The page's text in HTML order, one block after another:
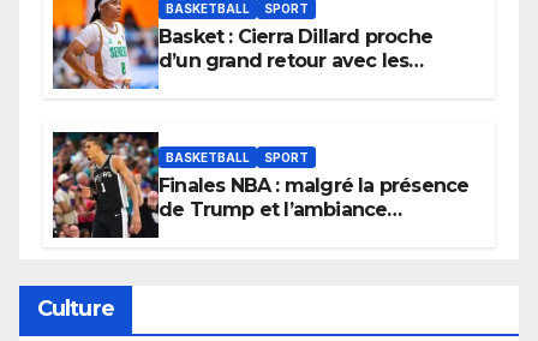
BASKETBALL SPORT
Basket : Cierra Dillard proche
d’un grand retour avec les
BASKETBALL SPORT
Finales NBA : malgré la présence
de Trump et l’ambiance
Culture